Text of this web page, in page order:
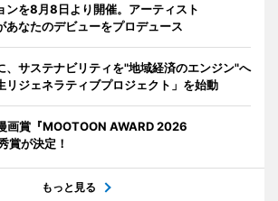
ンを8月8日より開催。アーティスト
あなたのデビューをプロデュース
、サステナビリティを"地域経済のエンジン"へ
リジェネラティブプロジェクト」を始動
画賞『MOOTOON AWARD 2026
賞が決定！
もっと見る